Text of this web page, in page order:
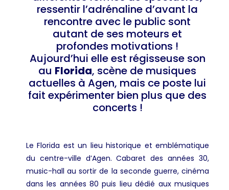
ressentir l’adrénaline d’avant la
rencontre avec le public sont
autant de ses moteurs et
profondes motivations !
Aujourd’hui elle est régisseuse son
au Florida, scène de musiques
actuelles à Agen, mais ce poste lui
fait expérimenter bien plus que des
concerts !
Le Florida est un lieu historique et emblématique
du centre-ville d’Agen. Cabaret des années 30,
music-hall au sortir de la seconde guerre, cinéma
dans les années 80 puis lieu dédié aux musiques